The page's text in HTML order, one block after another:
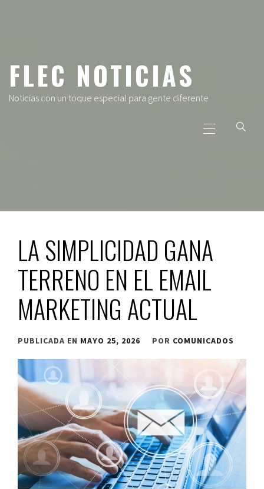
FLEC NOTICIAS
Noticias con un toque especial para gente diferente
principal
LA SIMPLICIDAD GANA
TERRENO EN EL EMAIL
MARKETING ACTUAL
PUBLICADA EN MAYO 25, 2026 POR COMUNICADOS